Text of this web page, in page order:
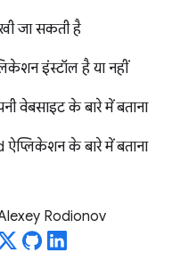
जा सकती है
इंस्टॉल है या नहीं
वेबसाइट के बारे में बताना
के बारे में बताना
Rodionov